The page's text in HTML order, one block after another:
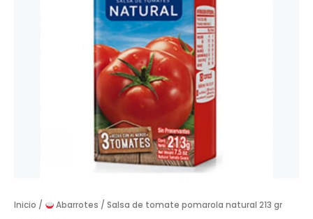
Inicio / Abarrotes / Salsa de tomate pomarola natural 213 gr